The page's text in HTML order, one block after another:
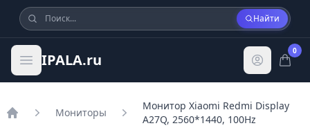
Найти
IPALA.ru
0
Мониторы
Монитор Xiaomi Redmi Display
A27Q, 2560*1440, 100Hz